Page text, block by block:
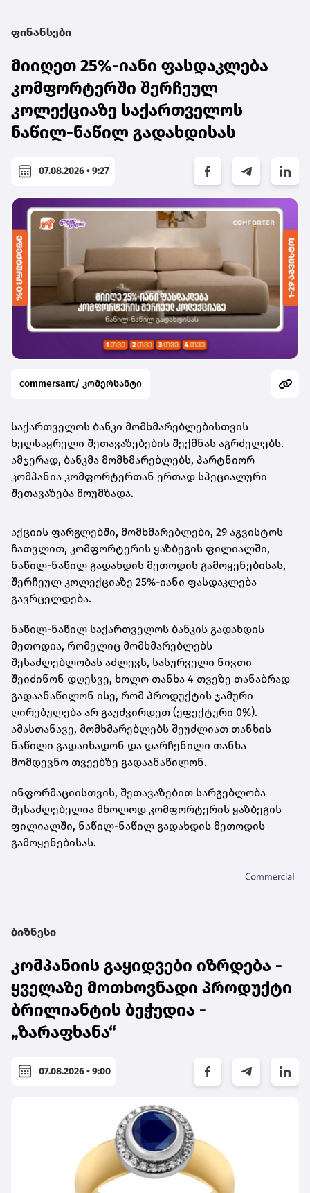
ფინანსები
მიიღეთ 25%-იანი ფასდაკლება
კომფორტერში შერჩეულ
კოლექციაზე საქართველოს
ნაწილ-ნაწილ გადახდისას
07.08.2026 • 9:27
commersant/ კომერსანტი
საქართველოს ბანკი მომხმარებლებისთვის
ხელსაყრელი შეთავაზებების შექმნას აგრძელებს.
ამჯერად, ბანკმა მომხმარებლებს, პარტნიორ
კომპანია კომფორტერთან ერთად სპეციალური
შეთავაზება მოუმზადა.
აქციის ფარგლებში, მომხმარებლები, 29 აგვისტოს
ჩათვლით, კომფორტერის ყაზბეგის ფილიალში,
ნაწილ-ნაწილ გადახდის მეთოდის გამოყენებისას,
შერჩეულ კოლექციაზე 25%-იანი ფასდაკლება
გავრცელდება.
ნაწილ-ნაწილ საქართველოს ბანკის გადახდის
მეთოდია, რომელიც მომხმარებლებს
შესაძლებლობას აძლევს, სასურველი ნივთი
შეიძინონ დღესვე, ხოლო თანხა 4 თვეზე თანაბრად
გადაანაწილონ ისე, რომ პროდუქტის ჯამური
ღირებულება არ გაუძვირდეთ (ეფექტური 0%).
ამასთანავე, მომხმარებლებს შეუძლიათ თანხის
ნაწილი გადაიხადონ და დარჩენილი თანხა
მომდევნო თვეებზე გადაანაწილონ.
ინფორმაციისთვის, შეთავაზებით სარგებლობა
შესაძლებელია მხოლოდ კომფორტერის ყაზბეგის
ფილიალში, ნაწილ-ნაწილ გადახდის მეთოდის
გამოყენებისას.
ბიზნესი
კომპანიის გაყიდვები იზრდება -
ყველაზე მოთხოვნადი პროდუქტი
ბრილიანტის ბეჭედია -
„ზარაფხანა“
07.08.2026 • 9:00